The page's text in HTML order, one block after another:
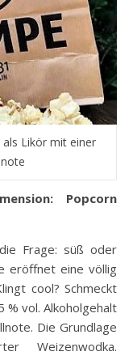
Likör mit einer
Popcorn
Frage: süß oder
eröffnet eine völlig
cool? Schmeckt
% vol. Alkoholgehalt
Die Grundlage
Weizenwodka.